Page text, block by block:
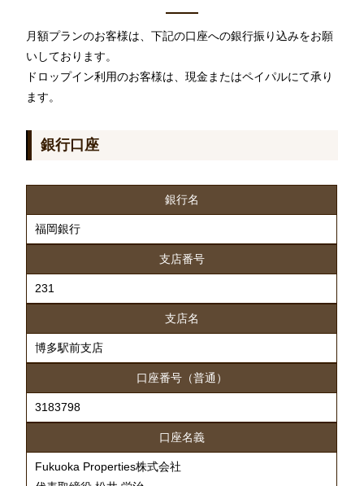
月額プランのお客様は、下記の口座への銀行振り込みをお願
いしております。
ドロップイン利用のお客様は、現金またはペイパルにて承り
ます。
銀行口座
銀行名
福岡銀行
支店番号
231
支店名
博多駅前支店
口座番号（普通）
3183798
口座名義
Fukuoka Properties株式会社